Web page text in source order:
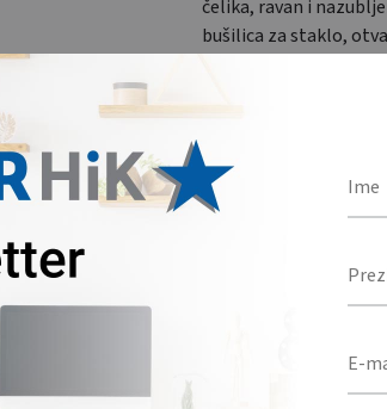
čelika, ravan i
bušilica za staklo,
Nož je upakiran u
Količina